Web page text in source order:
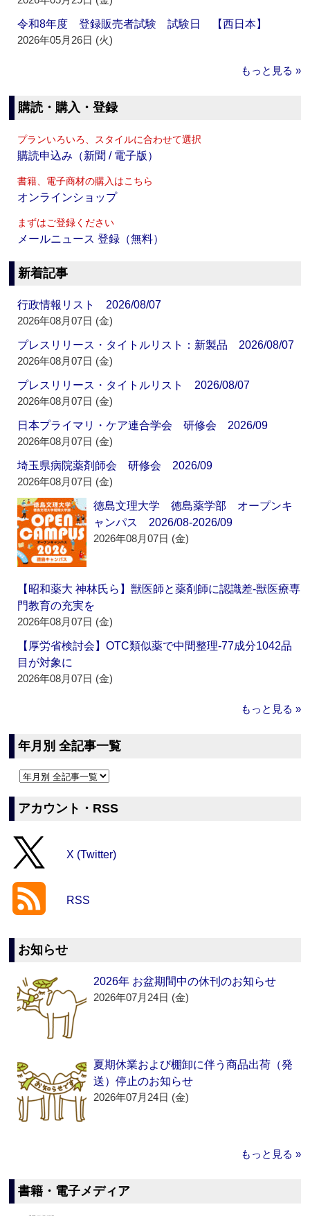
令和8年度 登録販売者試験 試験日 【西日本】
2026年05月26日 (火)
もっと見る »
購読・購入・登録
プランいろいろ、スタイルに合わせて選択
購読申込み（新聞 / 電子版）
書籍、電子商材の購入はこちら
オンラインショップ
まずはご登録ください
メールニュース 登録（無料）
新着記事
行政情報リスト 2026/08/07
2026年08月07日 (金)
プレスリリース・タイトルリスト：新製品 2026/08/07
2026年08月07日 (金)
プレスリリース・タイトルリスト 2026/08/07
2026年08月07日 (金)
日本プライマリ・ケア連合学会 研修会 2026/09
2026年08月07日 (金)
埼玉県病院薬剤師会 研修会 2026/09
2026年08月07日 (金)
徳島文理大学 徳島薬学部 オープンキ
ャンパス 2026/08-2026/09
2026年08月07日 (金)
【昭和薬大 神林氏ら】獣医師と薬剤師に認識差‐獣医療専
門教育の充実を
2026年08月07日 (金)
【厚労省検討会】OTC類似薬で中間整理‐77成分1042品
目が対象に
2026年08月07日 (金)
もっと見る »
年月別 全記事一覧
アカウント・RSS
X (Twitter)
RSS
お知らせ
2026年 お盆期間中の休刊のお知らせ
2026年07月24日 (金)
夏期休業および棚卸に伴う商品出荷（発
送）停止のお知らせ
2026年07月24日 (金)
もっと見る »
書籍・電子メディア